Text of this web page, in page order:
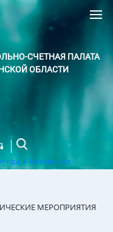
СЧЕТНАЯ ПАЛАТА
ОБЛАСТИ
в Мурманске
МЕРОПРИЯТИЯ